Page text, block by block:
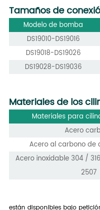
Tamaños de
Modelo de bomba
DS19010-DS19016
DS19018-DS19026
DS19028-DS19036
Materiales de los
Materiales para
Acero
Acero al carbono de
Acero inoxidable 304 /
2507
están disponibles bajo